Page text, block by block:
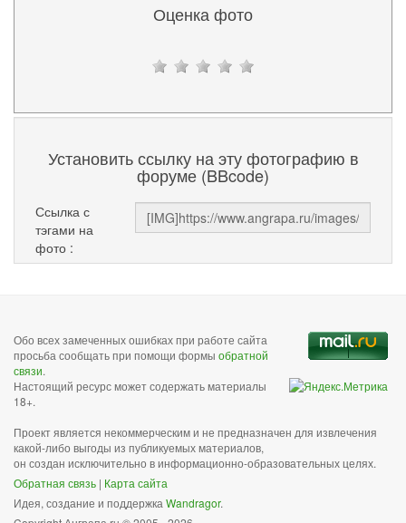
Оценка фото
Установить ссылку на эту фотографию в
форуме (BBcode)
Ссылка с
тэгами на
фото :
Обо всех замеченных ошибках при работе сайта
просьба сообщать при помощи формы обратной
связи.
Настоящий ресурс может содержать материалы
18+.
Проект является некоммерческим и не предназначен для извлечения
какой-либо выгоды из публикуемых материалов,
он создан исключительно в информационно-образовательных целях.
Обратная связь | Карта сайта
Идея, создание и поддержка Wandragor.